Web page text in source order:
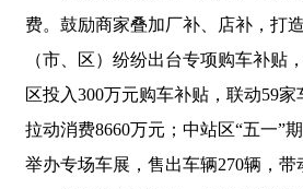
费。鼓励商家叠加厂补、店补，打
（市、区）纷纷出台专项购车补贴
区投入300万元购车补贴，联动59家
拉动消费8660万元；中站区“五一”
举办专场车展，售出车辆270辆，带